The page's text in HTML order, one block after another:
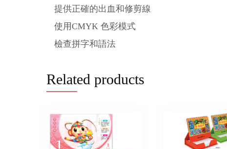
提供正確的出血和修剪線
使用CMYK 色彩模式
檢查拼字和語法
Related products